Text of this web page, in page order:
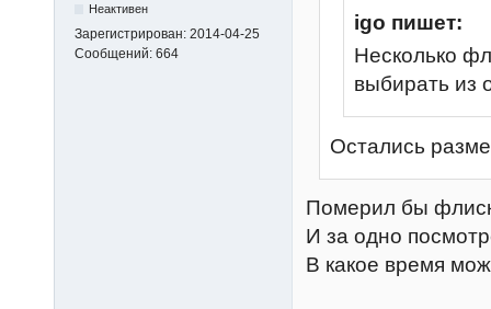
Неактивен
Зарегистрирован: 2014-04-25
Сообщений: 664
igo пишет:
Несколько
выбирать из
Остались
Померил бы
И за одно
В какое время